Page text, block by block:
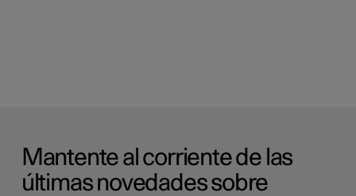
Mantente al corriente de las
últimas novedades sobre